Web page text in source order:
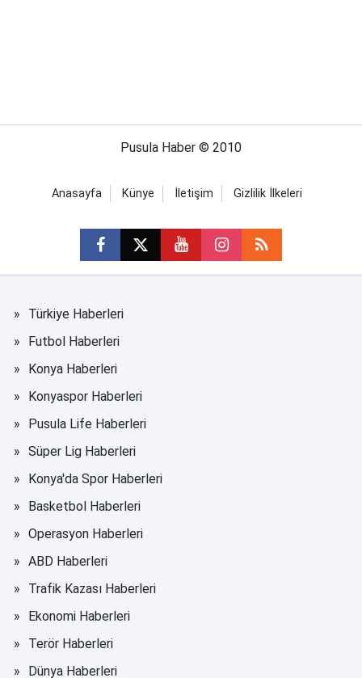
Pusula Haber © 2010
Anasayfa Künye İletişim Gizlilik İlkeleri
Türkiye Haberleri
Futbol Haberleri
Konya Haberleri
Konyaspor Haberleri
Pusula Life Haberleri
Süper Lig Haberleri
Konya'da Spor Haberleri
Basketbol Haberleri
Operasyon Haberleri
ABD Haberleri
Trafik Kazası Haberleri
Ekonomi Haberleri
Terör Haberleri
Dünya Haberleri